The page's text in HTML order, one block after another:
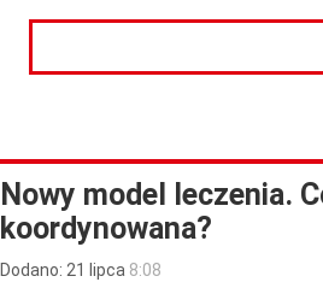
Nowy model leczenia.
koordynowana?
Dodano: 21 lipca 8:08